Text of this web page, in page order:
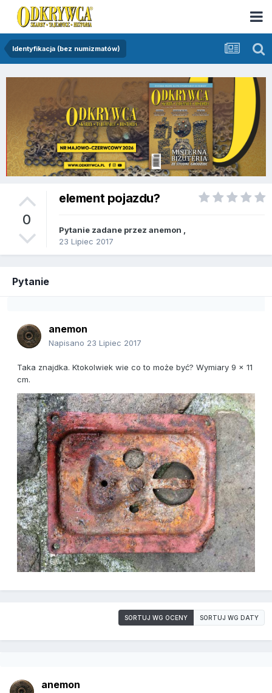
Identyfikacja (bez numizmatów)
0
element pojazdu?
Pytanie zadane przez anemon
23 Lipiec 2017
Pytanie
anemon
Napisano 23 Lipiec 2017
Taka znajdka. Ktokolwiek wie co to może być? Wymiary 9 x 11
cm.
SORTUJ WG OCENY SORTUJ WG DATY
anemon